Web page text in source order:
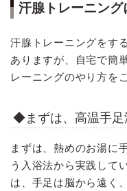
汗腺トレーニン
汗腺トレーニングをす
ありますが、自宅で簡
レーニングのやり方を
◆まずは、高温手足
まずは、熱めのお湯に
う入浴法から実践して
は、手足は脳から遠く